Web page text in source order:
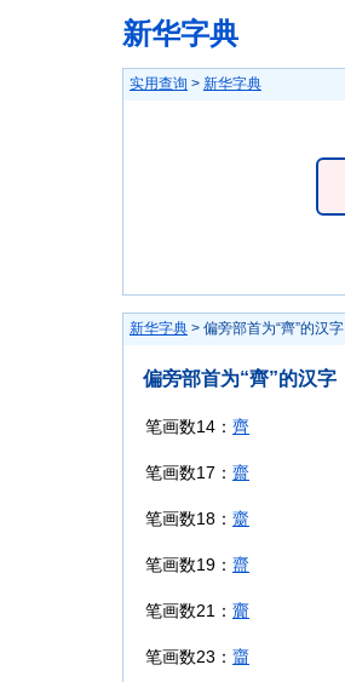
新华字典
实用查询 > 新华字典
新华字典 > 偏旁部首为“齊”的汉字
偏旁部首为“齊”的汉字
笔画数14： 齊
笔画数17： 齋
笔画数18： 齌
笔画数19： 齍
笔画数21： 齎
笔画数23： 齏